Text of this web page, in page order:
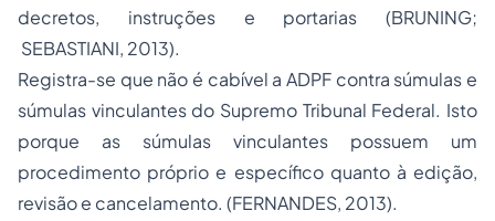
decretos, instruções e portarias (BRUNING;
SEBASTIANI, 2013).
Registra-se que não é cabível a ADPF contra súmulas e
súmulas vinculantes do Supremo Tribunal Federal. Isto
porque as súmulas vinculantes possuem um
procedimento próprio e específico quanto à edição,
revisão e cancelamento. (FERNANDES, 2013).